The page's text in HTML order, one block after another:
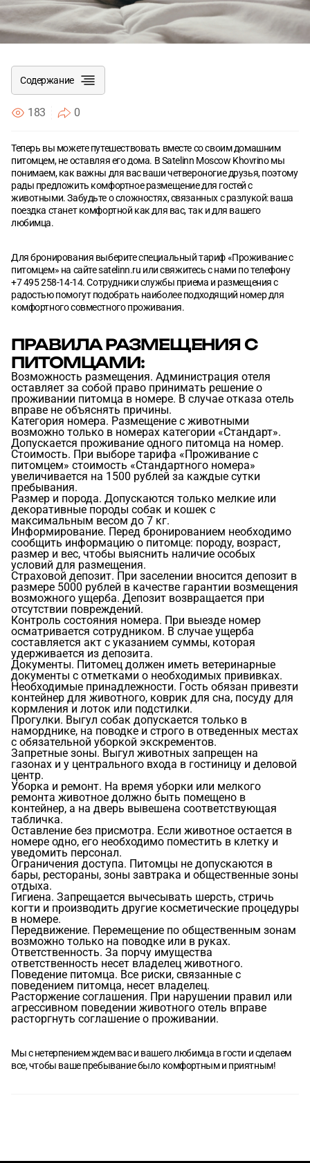
Содержание
Теперь вы можете путешествовать вместе со своим домашним
питомцем, не оставляя его дома. В Satelinn Moscow Khovrino мы
понимаем, как важны для вас ваши четвероногие друзья, поэтому
рады предложить комфортное размещение для гостей с
животными. Забудьте о сложностях, связанных с разлукой: ваша
поездка станет комфортной как для вас, так и для вашего
любимца.
Для бронирования выберите специальный тариф «Проживание с
питомцем» на сайтеsatelinn.ru или свяжитесь с нами по телефону
+7 495 258-14-14. Сотрудники службы приема и размещения с
радостью помогут подобрать наиболее подходящий номер для
комфортного совместного проживания.
ПРАВИЛА РАЗМЕЩЕНИЯ С
ПИТОМЦАМИ:
Возможность размещения. Администрация отеля
оставляет за собой право принимать решение о
проживании питомца в номере. В случае отказа отель
вправе не объяснять причины.
Категория номера. Размещение с животными
возможно только в номерах категории «Стандарт».
Допускается проживание одного питомца на номер.
Стоимость. При выборе тарифа «Проживание с
питомцем» стоимость «Стандартного номера»
увеличивается на 1500 рублей за каждые сутки
пребывания.
Размер и порода. Допускаются только мелкие или
декоративные породы собак и кошек с
максимальным весом до 7 кг.
Информирование. Перед бронированием необходимо
сообщить информацию о питомце: породу, возраст,
размер и вес, чтобы выяснить наличие особых
условий для размещения.
Страховой депозит. При заселении вносится депозит в
размере 5000 рублей в качестве гарантии возмещения
возможного ущерба. Депозит возвращается при
отсутствии повреждений.
Контроль состояния номера. При выезде номер
осматривается сотрудником. В случае ущерба
составляется акт с указанием суммы, которая
удерживается из депозита.
Документы. Питомец должен иметь ветеринарные
документы с отметками о необходимых прививках.
Необходимые принадлежности. Гость обязан привезти
контейнер для животного, коврик для сна, посуду для
кормления и лоток или подстилки.
Прогулки. Выгул собак допускается только в
наморднике, на поводке и строго в отведенных местах
с обязательной уборкой экскрементов.
Запретные зоны. Выгул животных запрещен на
газонах и у центрального входа в гостиницу и деловой
центр.
Уборка и ремонт. На время уборки или мелкого
ремонта животное должно быть помещено в
контейнер, а на дверь вывешена соответствующая
табличка.
Оставление без присмотра. Если животное остается в
номере одно, его необходимо поместить в клетку и
уведомить персонал.
Ограничения доступа. Питомцы не допускаются в
бары, рестораны, зоны завтрака и общественные зоны
отдыха.
Гигиена. Запрещается вычесывать шерсть, стричь
когти и производить другие косметические процедуры
в номере.
Передвижение. Перемещение по общественным зонам
возможно только на поводке или в руках.
Ответственность. За порчу имущества
ответственность несет владелец животного.
Поведение питомца. Все риски, связанные с
поведением питомца, несет владелец.
Расторжение соглашения. При нарушении правил или
агрессивном поведении животного отель вправе
расторгнуть соглашение о проживании.
Мы с нетерпением ждем вас и вашего любимца в гости и сделаем
все, чтобы ваше пребывание было комфортным и приятным!
183 0
Согласен сполитикой конфиденциальности
ОТПРАВИТЬ
Согласен сполитикой конфиденциальности
ОТПРАВИТЬ